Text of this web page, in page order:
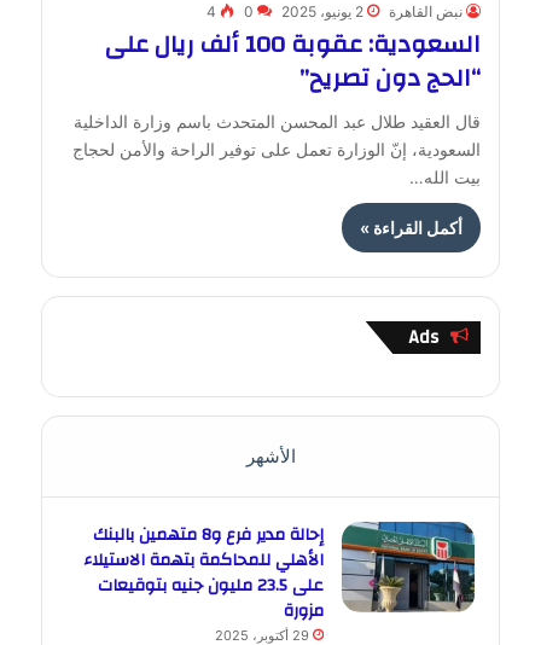
نبض القاهرة 2 يونيو، 2025 0
4
السعودية: عقوبة 100 ألف ريال على
“الحج دون تصريح”
قال العقيد طلال عبد المحسن المتحدث باسم وزارة الداخلية
السعودية، إنّ الوزارة تعمل على توفير الراحة والأمن لحجاج
بيت الله…
أكمل القراءة »
Ads
الأشهر
إحالة مدير فرع و8 متهمين بالبنك
الأهلي للمحاكمة بتهمة الاستيلاء
على 23.5 مليون جنيه بتوقيعات
مزورة
29 أكتوبر، 2025